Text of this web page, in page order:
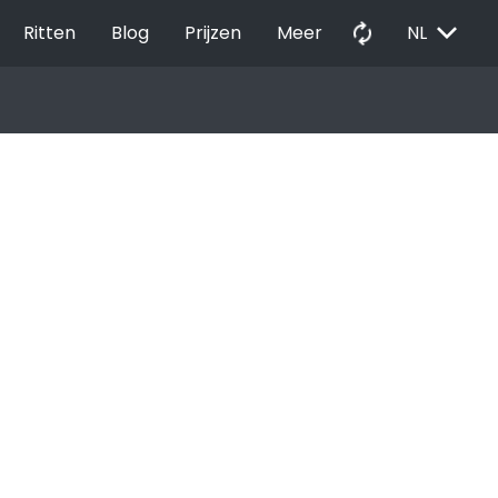
Ritten Blog Prijzen Meer autorenew NL EXPAND_MORE